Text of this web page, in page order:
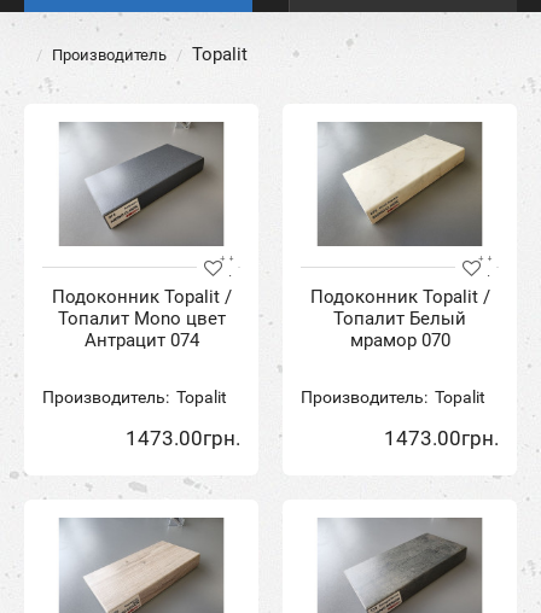
Производитель Topalit
Подоконник Topalit /
Топалит Mono цвет
Антрацит 074
Производитель: Topalit
1473.00грн.
Подоконник Topalit /
Топалит Белый
мрамор 070
Производитель: Topalit
1473.00грн.